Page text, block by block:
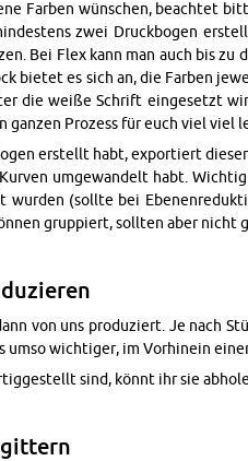
Far­ben wün­schen, be­ach­tet
zwei Druck­bo­gen
Bei Flex kann man auch bis
bie­tet es sich an, die Far­ben
die weiße Schrift ein­ge­setzt
gan­zen Pro­zess für euch viel viel
er­stellt habt, ex­por­tiert
um­ge­wan­delt habt.
wur­den (soll­te bei
grup­piert, soll­ten aber nicht
von uns pro­du­ziert. Je nach
umso wich­ti­ger, im Vor­hin­ein
sind, könnt ihr sie